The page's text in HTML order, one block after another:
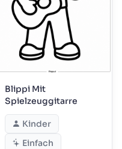
Blippi Mit
Spielzeuggitarre
Kinder
Einfach